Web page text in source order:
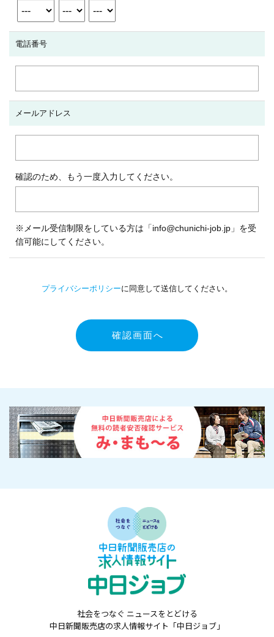
電話番号
メールアドレス
確認のため、もう一度入力してください。
※メール受信制限をしている方は「info@chunichi-job.jp」を受
信可能にしてください。
プライバシーポリシーに同意して送信してください。
確認画面へ
社会をつなぐ ニュースをとどける
中日新聞販売店の求人情報サイト「中日ジョブ」